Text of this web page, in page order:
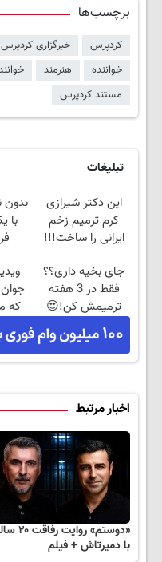
برچسب‌ها
کردپرس خبرگزاری کردپرس
خواننده
هنرمند
مستند کردپرس
تبلیغات
این دکتر شیرازی
کرم ترمیم زخم
ایرانی را ساخت!!!
بدون
با
جای بخیه داری؟؟
فقط در 3 هفته
ترمیمش کن!😍
که
اخبار مرتبط
«دوستم» روایت
با دمیرتاش + فیلم